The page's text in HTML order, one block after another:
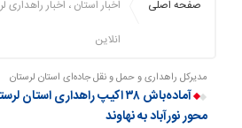
صفحه اصلی
اخبار استان ، اخبار
انلاین
مدیرکل راهداری و حمل‌ و نقل جاده‌ای استان لرستان
آماده‌باش ۳۸ اکیپ راهداری
محور نورآباد به نهاوند